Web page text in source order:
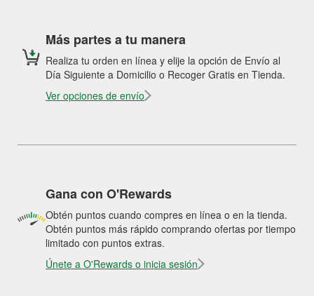
Más partes a tu manera
Realiza tu orden en línea y elije la opción de Envío al
Día Siguiente a Domicilio o Recoger Gratis en Tienda.
Ver opciones de envío
Gana con O'Rewards
Obtén puntos cuando compres en línea o en la tienda.
Obtén puntos más rápido comprando ofertas por tiempo
limitado con puntos extras.
Únete a O'Rewards o inicia sesión